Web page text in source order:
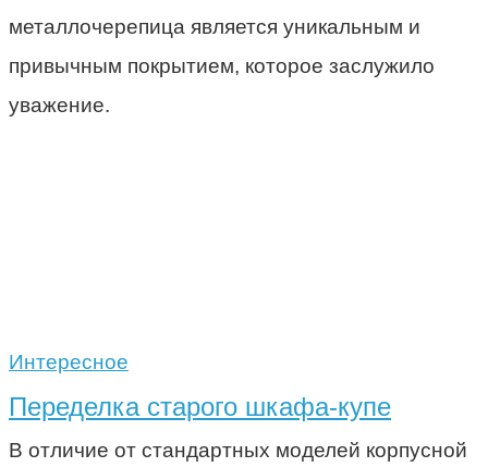
металлочерепица является уникальным и
привычным покрытием, которое заслужило
уважение.
Интересное
Переделка старого шкафа-купе
В отличие от стандартных моделей корпусной